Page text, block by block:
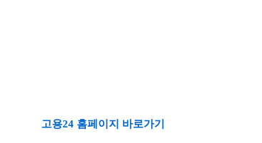
고용24 홈페이지 바로가기